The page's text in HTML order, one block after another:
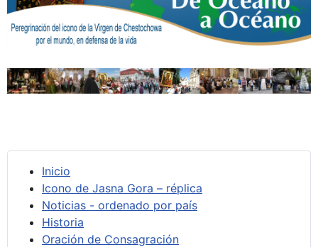
Inicio
Icono de Jasna Gora – réplica
Noticias - ordenado por país
Historia
Oración de Consagración